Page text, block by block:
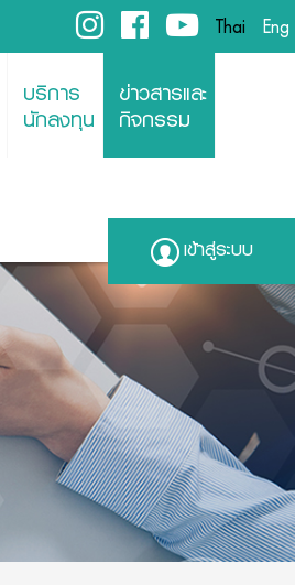
Thai Eng
บริการ
นักลงทุน
ข่าวสารและ
กิจกรรม
เข้าสู่ระบบ